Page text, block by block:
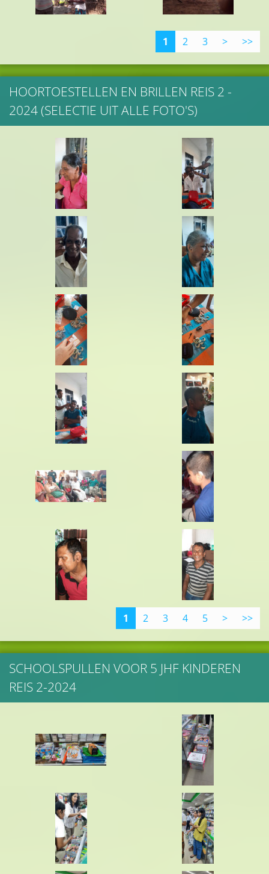
1 2 3 > >>
HOORTOESTELLEN EN BRILLEN REIS 2 -
2024 (SELECTIE UIT ALLE FOTO'S)
1 2 3 4 5 > >>
SCHOOLSPULLEN VOOR 5 JHF KINDEREN
REIS 2-2024